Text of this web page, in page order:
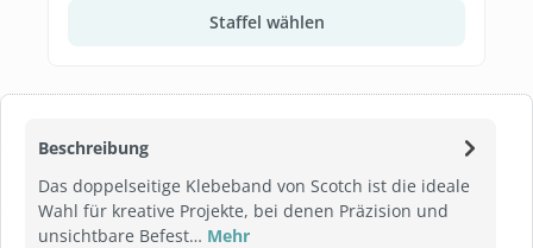
Beschreibung
Das doppelseitige Klebeband von Scotch ist die ideale
Wahl für kreative Projekte, bei denen Präzision und
unsichtbare Befest… Mehr
Staffel wählen